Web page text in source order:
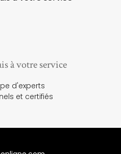
à votre service
d'experts
et certifiés